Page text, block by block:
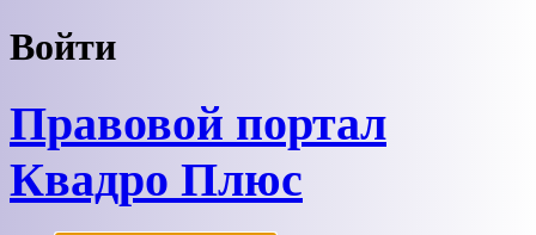
Войти
Правовой портал
Квадро Плюс